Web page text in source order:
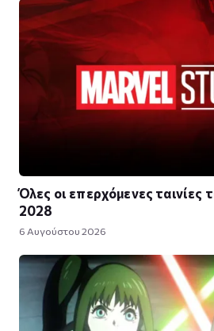
Όλες οι επερχόμενες ταινίες
2028
6 Αυγούστου 2026